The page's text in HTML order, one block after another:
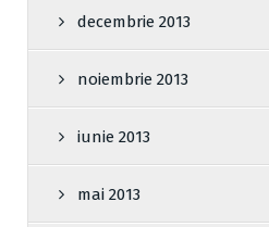
decembrie 2013
noiembrie 2013
iunie 2013
mai 2013